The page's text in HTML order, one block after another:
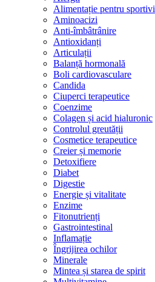
Alimentație pentru sportivi
Aminoacizi
Anti-îmbâtrânire
Antioxidanți
Articulații
Balanță hormonală
Boli cardiovasculare
Candida
Ciuperci terapeutice
Coenzime
Colagen și acid hialuronic
Controlul greutății
Cosmetice terapeutice
Creier și memorie
Detoxifiere
Diabet
Digestie
Energie și vitalitate
Enzime
Fitonutrienți
Gastrointestinal
Inflamație
Îngrijirea ochilor
Minerale
Mintea și starea de spirit